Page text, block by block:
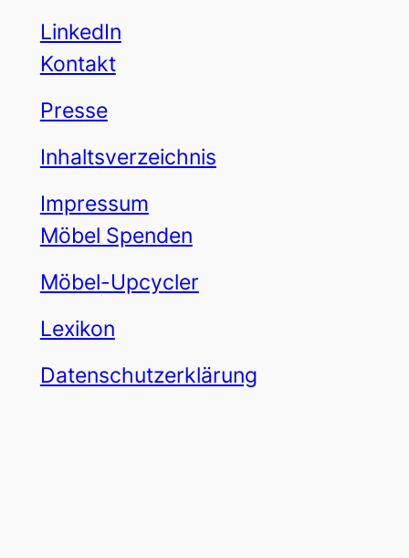
LinkedIn
Kontakt
Presse
Inhaltsverzeichnis
Impressum
Möbel Spenden
Möbel-Upcycler
Lexikon
Datenschutzerklärung